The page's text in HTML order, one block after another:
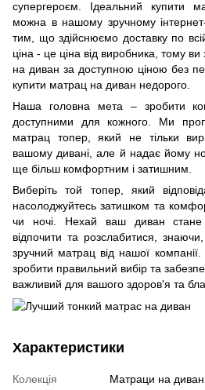
супергероєм. Ідеальний купити
можна в нашому зручному
тим, що здійснюємо доставку по
ціна - це ціна від виробника, тому
на диван за доступною ціною без
купити матрац на диван недорого.
Наша головна мета – зробити
доступними для кожного. Ми
матрац топер, який не тільки
вашому дивані, але й надає йому
ще більш комфортним і затишним.
Виберіть той топер, який
насолоджуйтесь затишком та
чи ночі. Нехай ваш диван
відпочити та розслабитися,
зручний матрац від нашої
зробити правильний вибір та
важливий для вашого здоров'я та
Характеристики
Колекція
Матраци на